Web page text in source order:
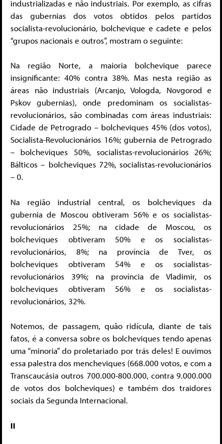
industrializadas e não industriais. Por exemplo, as cifras
das gubernias dos votos obtidos pelos partidos
socialista-revolucionário, bolchevique e cadete e pelos
“grupos nacionais e outros”, mostram o seguinte:
Na região Norte, a maioria bolchevique parece
insignificante: 40% contra 38%. Mas nesta região as
áreas não industriais (Arcanjo, Vologda, Novgorod e
Pskov gubernias), onde predominam os socialistas-
revolucionários, são combinadas com áreas industriais:
Cidade de Petrogrado – bolcheviques 45% (dos votos),
Socialista-Revolucionários 16%; gubernia de Petrogrado
– bolcheviques 50%, socialistas-revolucionários 26%;
Bálticos – bolcheviques 72%, socialistas-revolucionários
– 0.
Na região industrial central, os bolcheviques da
gubernia de Moscou obtiveram 56% e os socialistas-
revolucionários 25%; na cidade de Moscou, os
bolcheviques obtiveram 50% e os socialistas-
revolucionários, 8%; na província de Tver, os
bolcheviques obtiveram 54% e os socialistas-
revolucionários 39%; na província de Vladimir, os
bolcheviques obtiveram 56% e os socialistas-
revolucionários, 32%.
Notemos, de passagem, quão ridícula, diante de tais
fatos, é a conversa sobre os bolcheviques tendo apenas
uma “minoria” do proletariado por trás deles! E ouvimos
essa palestra dos mencheviques (668.000 votos, e com a
Transcaucásia outros 700.000-800.000, contra 9.000.000
de votos dos bolcheviques) e também dos traidores
sociais da Segunda Internacional.
II